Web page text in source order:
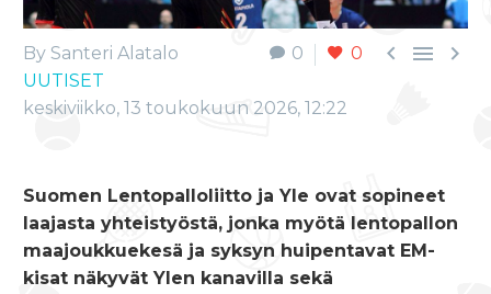
0 0   
By Santeri Alatalo
UUTISET
keskiviikko, 13 toukokuun 2026, 12:22
Suomen Lentopalloliitto ja Yle ovat sopineet
laajasta yhteistyöstä, jonka myötä lentopallon
maajoukkuekesä ja syksyn huipentavat EM-
kisat näkyvät Ylen kanavilla sekä